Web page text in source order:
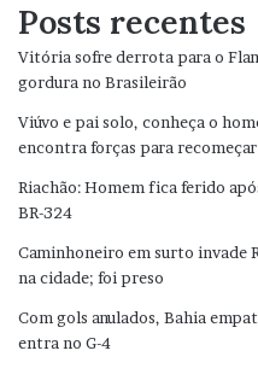
Posts recentes
Vitória sofre derrota para o
gordura no Brasileirão
Viúvo e pai solo, conheça o
encontra forças para recomeçar
Riachão: Homem fica ferido
BR-324
Caminhoneiro em surto invade
na cidade; foi preso
Com gols anulados, Bahia
entra no G-4